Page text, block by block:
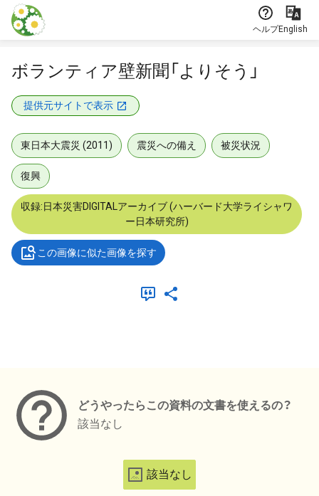
本文に飛ぶ
ヘルプEnglish
ボランティア壁新聞「よりそう」
提供元サイトで表示
東日本大震災 (2011) 震災への備え 被災状況
復興
収録:日本災害DIGITALアーカイブ (ハーバード大学ライシャワ
ー日本研究所)
この画像に似た画像を探す
どうやったらこの資料の文書を使えるの？
該当なし
該当なし